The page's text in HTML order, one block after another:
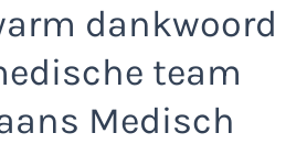
dankwoord
team
Medisch